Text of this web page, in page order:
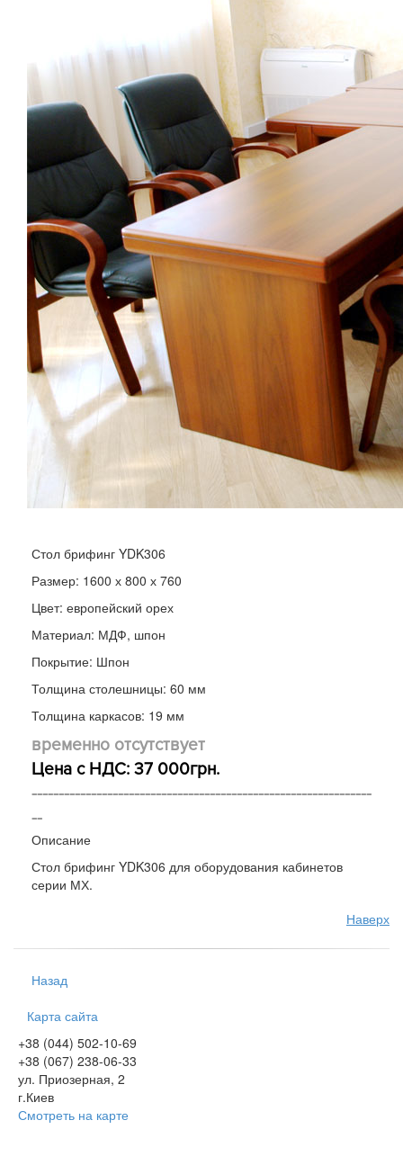
Стол брифинг YDK306
Размер: 1600 х 800 х 760
Цвет: европейский орех
Материал: МДФ, шпон
Покрытие: Шпон
Толщина столешницы: 60 мм
Толщина каркасов: 19 мм
временно отсутствует
Цена с НДС: 37 000грн.
---------------------------------------------------------------
--
Описание
Стол брифинг YDK306 для оборудования кабинетов
серии МХ.
Наверх
Назад
Карта сайта
+38 (044) 502-10-69
+38 (067) 238-06-33
ул. Приозерная, 2
г.Киев
Смотреть на карте